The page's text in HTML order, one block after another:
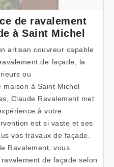
de ravalement
à Saint Michel
artisan couvreur capable
de façade, la
ou
maison à Saint Michel
Claude Ravalement met
à votre
est si vaste et ses
vos travaux de façade.
Ravalement, vous
de façade selon